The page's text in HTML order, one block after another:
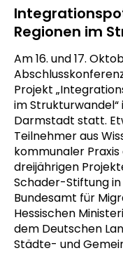
Regionen im
Am 16. und 17.
Projekt
im
Darmstadt statt.
Teilnehmer aus
kommunaler
dreijährigen
Schader-Stiftung
Bundesamt für
Hessischen
dem Deutschen
Städte- und